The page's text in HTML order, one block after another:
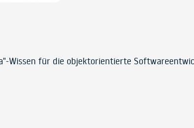
Wissen für die objektorientierte